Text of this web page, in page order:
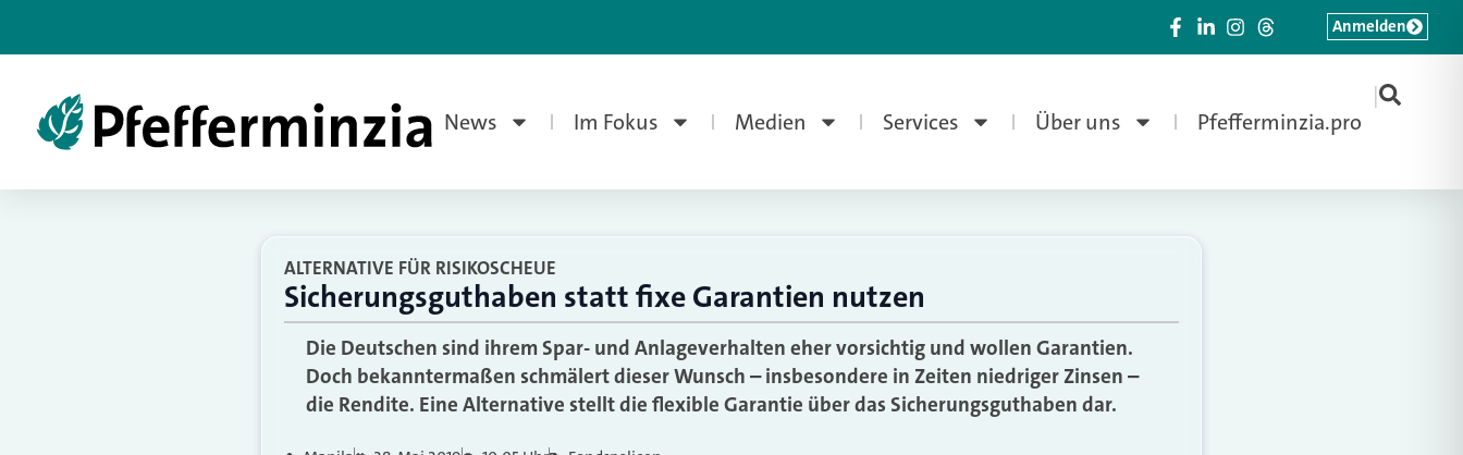
News Im Fokus Medien Services Über uns Pfefferminzia.pro
|
Anmelden
ALTERNATIVE FÜR RISIKOSCHEUE
Sicherungsguthaben statt fixe Garantien nutzen
Die Deutschen sind ihrem Spar- und Anlageverhalten eher vorsichtig und wollen Garantien.
Doch bekanntermaßen schmälert dieser Wunsch – insbesondere in Zeiten niedriger Zinsen –
die Rendite. Eine Alternative stellt die flexible Garantie über das Sicherungsguthaben dar.